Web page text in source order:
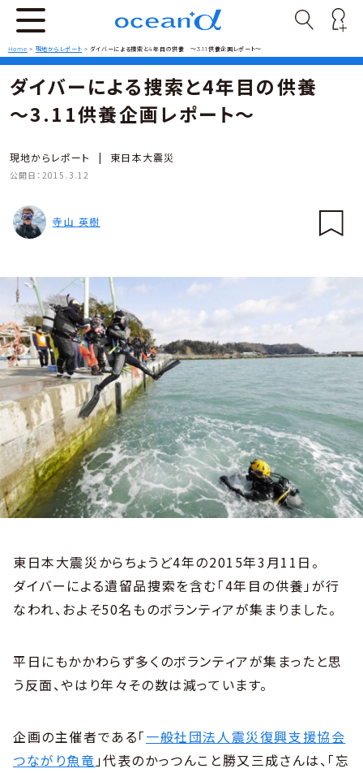
Home > 現地からレポート >ダイバーによる捜索と4年目の供養 ～3.11供養企画レポート～
ダイバーによる捜索と4年目の供養
～3.11供養企画レポート～
現地からレポート | 東日本大震災
公開日： 2015.3.12
寺山 英樹
東日本大震災からちょうど4年の2015年3月11日。
ダイバーによる遺留品捜索を含む「4年目の供養」が行
なわれ、およそ50名ものボランティアが集まりました。
平日にもかかわらず多くのボランティアが集まったと思
う反面、やはり年々その数は減っています。
企画の主催者である「一般社団法人震災復興支援協会
つながり魚竜」代表のかっつんこと勝又三成さんは、「忘